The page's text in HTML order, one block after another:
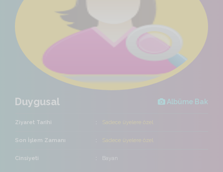
Duygusal Albüme Bak
Ziyaret Tarihi Sadece üyelere özel
Son İşlem Zamanı Sadece üyelere özel
Cinsiyeti Bayan